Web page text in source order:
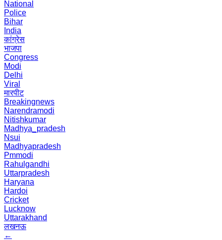
National
Police
Bihar
India
कांग्रेस
भाजपा
Congress
Modi
Delhi
Viral
मारपीट
Breakingnews
Narendramodi
Nitishkumar
Madhya_pradesh
Nsui
Madhyapradesh
Pmmodi
Rahulgandhi
Uttarpradesh
Haryana
Hardoi
Cricket
Lucknow
Uttarakhand
लखनऊ
←